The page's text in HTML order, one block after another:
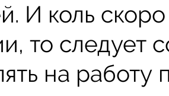
И коль
то следует
на работу